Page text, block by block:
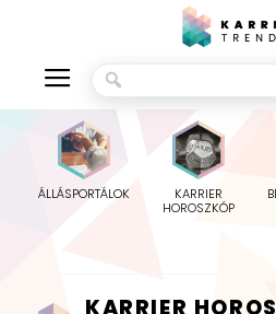
ÁLLÁSPORTÁLOK
KARRIER
HOROSZKÓP
KARRIER